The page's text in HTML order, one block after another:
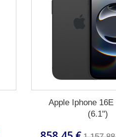
Apple Iphone 16E
(6.1")